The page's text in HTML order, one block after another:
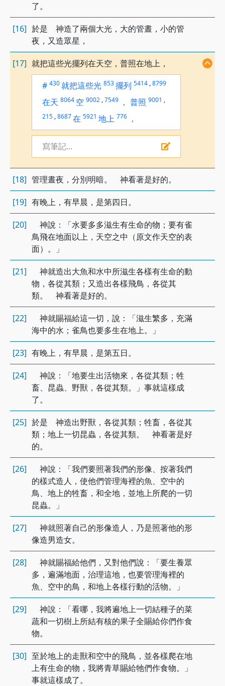
了。
[16] 於是 神造了兩個大光，大的管晝，小的管
夜，又造眾星，
[17] 就把這些光擺列在天空，普照在地上，
# 430就把這些光 853擺列 5414 ,8799
在天 8064 空 9002 ,7549 ， 普照 9001 ,
215 ,8687在 5921 地上 776 ，
寫筆記...
[18] 管理晝夜，分別明暗。 神看著是好的。
[19] 有晚上，有早晨，是第四日。
[20]
神說：「水要多多滋生有生命的物；要有雀
鳥飛在地面以上，天空之中（原文作天空的表
面）。」
[21]
神就造出大魚和水中所滋生各樣有生命的動
物，各從其類；又造出各樣飛鳥，各從其
類。 神看著是好的。
[22]
神就賜福給這一切，說：「滋生繁多，充滿
海中的水；雀鳥也要多生在地上。」
[23] 有晚上，有早晨，是第五日。
[24]
神說：「地要生出活物來，各從其類；牲
畜、昆蟲、野獸，各從其類。」事就這樣成
了。
[25] 於是 神造出野獸，各從其類；牲畜，各從其
類；地上一切昆蟲，各從其類。 神看著是好
的。
[26]
神說：「我們要照著我們的形像、按著我們
的樣式造人，使他們管理海裡的魚、空中的
鳥、地上的牲畜，和全地，並地上所爬的一切
昆蟲。」
[27]
神就照著自己的形像造人，乃是照著他的形
像造男造女。
[28]
神就賜福給他們，又對他們說：「要生養眾
多，遍滿地面，治理這地，也要管理海裡的
魚、空中的鳥，和地上各樣行動的活物。」
[29]
神說：「看哪，我將遍地上一切結種子的菜
蔬和一切樹上所結有核的果子全賜給你們作食
物。
[30] 至於地上的走獸和空中的飛鳥，並各樣爬在地
上有生命的物，我將青草賜給牠們作食物。」
事就這樣成了。